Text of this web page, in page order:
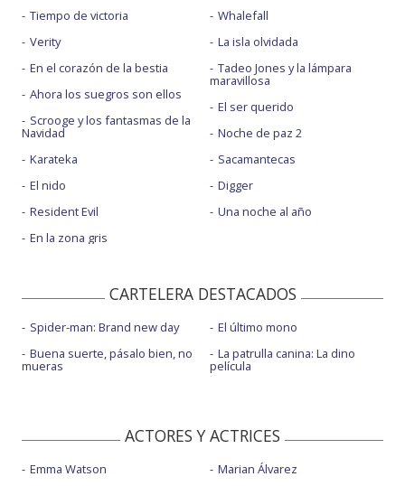
Tiempo de victoria
Verity
En el corazón de la bestia
Ahora los suegros son ellos
Scrooge y los fantasmas de la
Navidad
Karateka
El nido
Resident Evil
En la zona gris
Whalefall
La isla olvidada
Tadeo Jones y la lámpara
maravillosa
El ser querido
Noche de paz 2
Sacamantecas
Digger
Una noche al año
CARTELERA DESTACADOS
Spider-man: Brand new day
Buena suerte, pásalo bien, no
mueras
El último mono
La patrulla canina: La dino
película
ACTORES Y ACTRICES
Emma Watson
Marian Álvarez